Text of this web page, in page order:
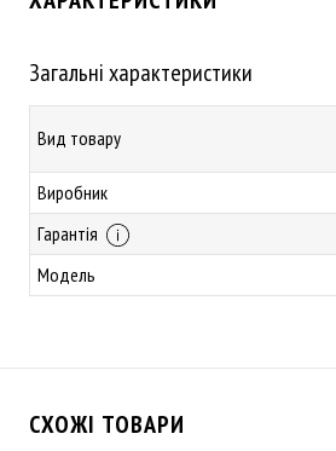
Загальні характеристики
Вид товару
Виробник
Гарантія
Модель
СХОЖІ ТОВАРИ